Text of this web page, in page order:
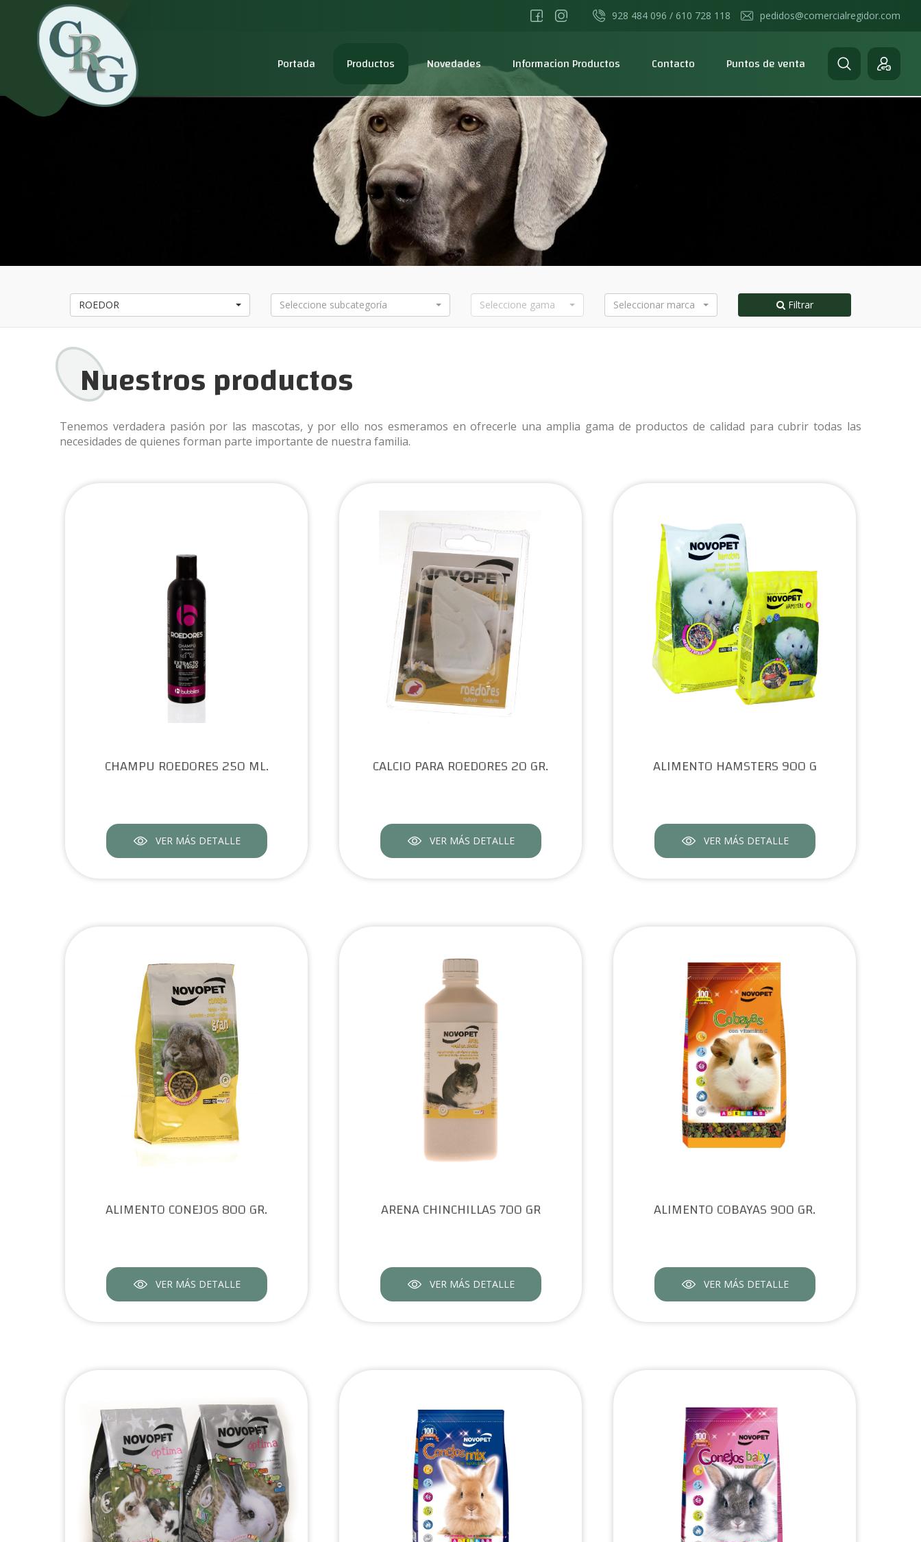
928 484 096 / 610 728 118 pedidos@comercialregidor.com
Portada Productos Novedades Informacion Productos Contacto Puntos de venta
ROEDOR Seleccione subcategoría Seleccione gama Seleccionar marca Filtrar
Nuestros productos
Tenemos verdadera pasión por las mascotas, y por ello nos esmeramos en ofrecerle una amplia gama de productos de calidad para cubrir todas las
necesidades de quienes forman parte importante de nuestra familia.
CHAMPU ROEDORES 250 ML.
VER MÁS DETALLE
CALCIO PARA ROEDORES 20 GR.
VER MÁS DETALLE
ALIMENTO HAMSTERS 900 G
VER MÁS DETALLE
ALIMENTO CONEJOS 800 GR.
VER MÁS DETALLE
ARENA CHINCHILLAS 700 GR
VER MÁS DETALLE
ALIMENTO COBAYAS 900 GR.
VER MÁS DETALLE
NOVEDADES